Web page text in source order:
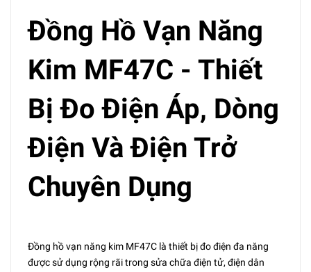
Đồng Hồ Vạn Năng
Kim MF47C - Thiết
Bị Đo Điện Áp, Dòng
Điện Và Điện Trở
Chuyên Dụng
Đồng hồ vạn năng kim MF47C là thiết bị đo điện đa năng
được sử dụng rộng rãi trong sửa chữa điện tử, điện dân